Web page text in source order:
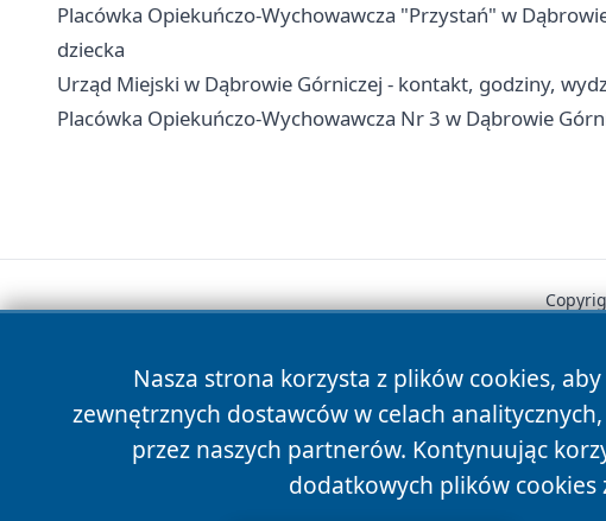
Placówka Opiekuńczo-Wychowawcza "Przystań" w
dziecka
Urząd Miejski w Dąbrowie Górniczej - kontakt, godziny,
Placówka Opiekuńczo-Wychowawcza Nr 3 w Dąbrowie
Nasza strona korzysta z plików cookies,
zewnętrznych dostawców w celach
przez naszych partnerów. Kontynuując
dodatkowych plików cookies
News